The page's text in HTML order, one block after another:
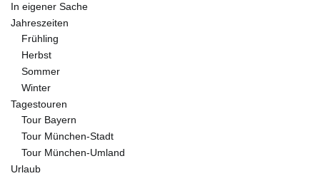
In eigener Sache
Jahreszeiten
Frühling
Herbst
Sommer
Winter
Tagestouren
Tour Bayern
Tour München-Stadt
Tour München-Umland
Urlaub